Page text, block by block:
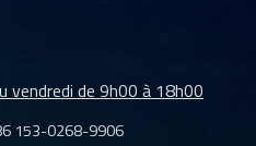
vendredi de 9h00 à 18h00
153-0268-9906